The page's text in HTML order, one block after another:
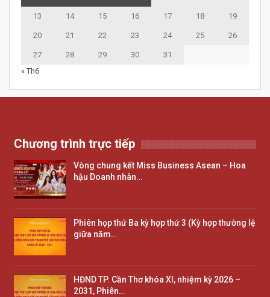
13 14 15 16 17 18 19
20 21 22 23 24 25 26
27 28 29 30
31
« Th6
Chương trình trực tiếp
Vòng chung kết Miss Business Asean – Hoa
hậu Doanh nhân…
Phiên họp thứ Ba kỳ hợp thứ 3 (Kỳ hợp thường lệ
giữa năm…
HĐND TP. Cần Thơ khóa XI, nhiệm kỳ 2026 –
2031, Phiên…